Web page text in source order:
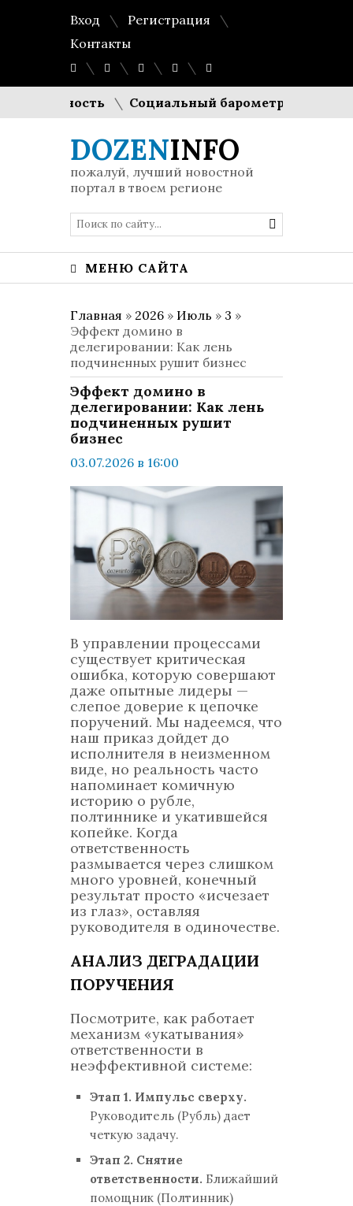
Вход
Регистрация
Контакты
Социальный барометр Европы:
DOZENINFO
пожалуй, лучший новостной
портал в твоем регионе
МЕНЮ САЙТА
Главная » 2026 » Июль » 3 »
Эффект домино в
делегировании: Как лень
подчиненных рушит бизнес
Эффект домино в
делегировании: Как лень
подчиненных рушит
бизнес
03.07.2026 в 16:00
комментариев: 0
LifeStyle
В управлении процессами
существует критическая
ошибка, которую совершают
даже опытные лидеры —
слепое доверие к цепочке
поручений. Мы надеемся, что
наш приказ дойдет до
исполнителя в неизменном
виде, но реальность часто
напоминает комичную
историю о рубле,
полтиннике и укатившейся
копейке. Когда
ответственность
размывается через слишком
много уровней, конечный
результат просто «исчезает
из глаз», оставляя
руководителя в одиночестве.
АНАЛИЗ ДЕГРАДАЦИИ
ПОРУЧЕНИЯ
Посмотрите, как работает
механизм «укатывания»
ответственности в
неэффективной системе:
Этап 1. Импульс сверху.
Руководитель (Рубль) дает
четкую задачу.
Этап 2. Снятие
ответственности. Ближайший
помощник (Полтинник)